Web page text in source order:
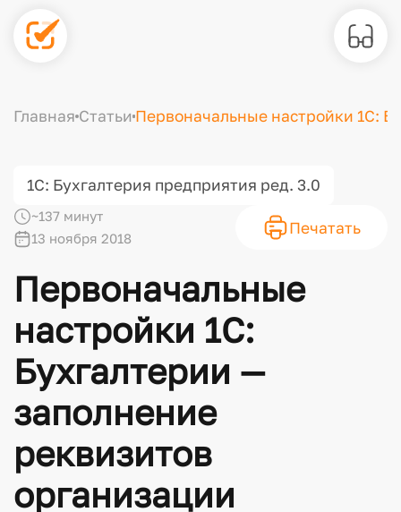
Главная Статьи Первоначальные настройки 1С:
1С: Бухгалтерия предприятия ред. 3.0
~137 минут
13 ноября 2018
Печатать
Первоначальные
настройки 1С:
Бухгалтерии —
заполнение
реквизитов
организации